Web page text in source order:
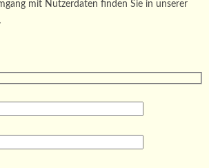
mit Nutzerdaten finden Sie in unserer